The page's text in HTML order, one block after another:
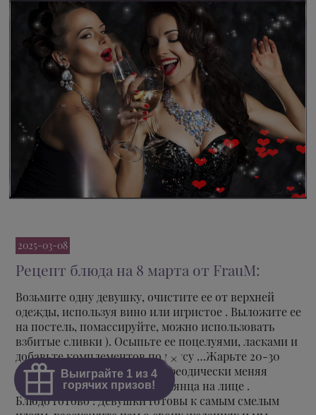
2025-03-08
Рецепт блюда на 8 марта от FrauM:
Возьмите одну девушку, очистите ее от верхней
одежды, используя вино или игристое . Выложите ее
на постель, помассируйте, можно использовать
взбитые сливки ). Осыпьте ее поцелуями, ласками и
добавьте комплементов по вкусу …Жарьте 20-30
минут (можно и дольше ), переодически меняя
позиции, до образования румянца на лице .
Блюдо готово ! Девушки готовы к самым смелым